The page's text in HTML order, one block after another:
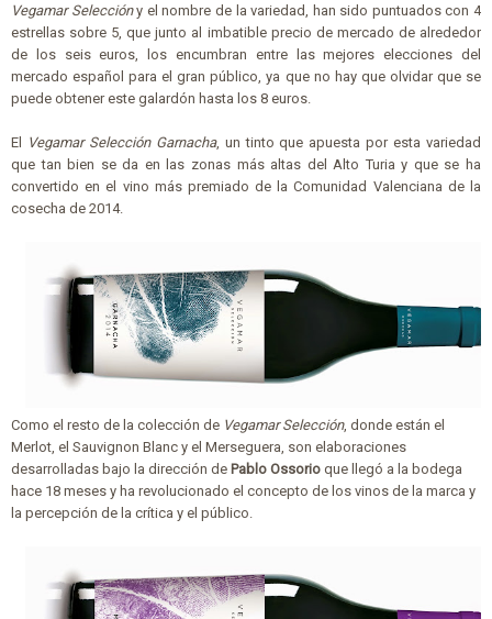
Vegamar Seleccióny el nombre de la variedad, han sido puntuados con 4
estrellas sobre 5, que junto al imbatible precio de mercado de alrededor
de los seis euros, los encumbran entre las mejores elecciones del
mercado español para el gran público, ya que no hay que olvidar que se
puede obtener este galardón hasta los 8 euros.
El Vegamar Selección Garnacha, un tinto que apuesta por esta variedad
que tan bien se da en las zonas más altas del Alto Turia y que se ha
convertido en el vino más premiado de la Comunidad Valenciana de la
cosecha de 2014.
Como el resto de la colección de Vegamar Selección, donde están el
Merlot, el Sauvignon Blanc y el Merseguera, son elaboraciones
desarrolladas bajo la dirección de Pablo Ossorio que llegó a la bodega
hace 18 meses y ha revolucionado el concepto de los vinos de la marca y
la percepción de la crítica y el público.